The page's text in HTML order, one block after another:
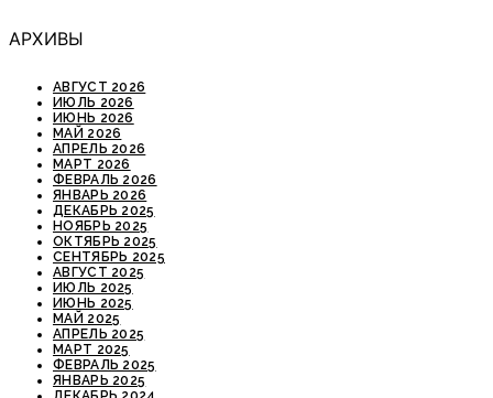
АРХИВЫ
АВГУСТ 2026
ИЮЛЬ 2026
ИЮНЬ 2026
МАЙ 2026
АПРЕЛЬ 2026
МАРТ 2026
ФЕВРАЛЬ 2026
ЯНВАРЬ 2026
ДЕКАБРЬ 2025
НОЯБРЬ 2025
ОКТЯБРЬ 2025
СЕНТЯБРЬ 2025
АВГУСТ 2025
ИЮЛЬ 2025
ИЮНЬ 2025
МАЙ 2025
АПРЕЛЬ 2025
МАРТ 2025
ФЕВРАЛЬ 2025
ЯНВАРЬ 2025